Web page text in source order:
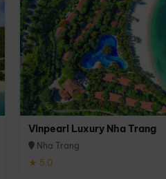
Vinpearl Luxury Nha Trang
Nha Trang
★ 5.0